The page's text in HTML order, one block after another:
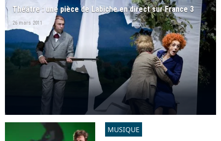
Théâtre : une pièce de Labiche en direct sur France 3
26 mars 2011
MUSIQUE